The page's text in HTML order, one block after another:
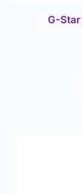
G-Star